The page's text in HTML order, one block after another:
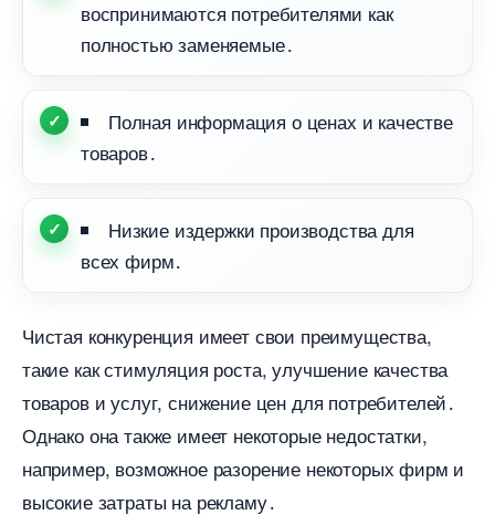
оспринимаются потребителями как
полностью заменяемые․
Полная информация о ценах и качестве
товаров․
Низкие издержки производства для
сех фирм․
Чистая конкуренция имеет свои преимущества,
такие как стимуляция роста, улучшение качества
товаров и услуг, снижение цен для потребителей․
Однако она также имеет некоторые недостатки,
например, возможное разорение некоторых фирм и
ысокие затраты на рекламу․